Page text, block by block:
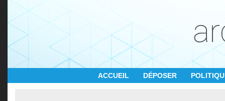
ACCUEIL DÉPOSER